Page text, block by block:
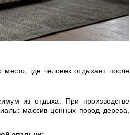
где человек отдыхает после
из отдыха. При производстве
массив ценных пород дерева,